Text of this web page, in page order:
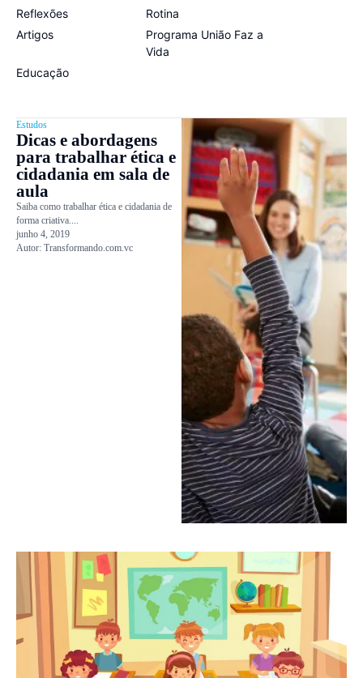
Reflexões
Rotina
Artigos
Programa União Faz a
Vida
Educação
Estudos
Dicas e abordagens
para trabalhar ética e
cidadania em sala de
aula
Saiba como trabalhar ética e cidadania de
forma criativa....
junho 4, 2019
Autor: Transformando.com.vc